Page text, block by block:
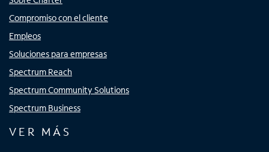
Compromiso con el cliente
Empleos
Soluciones para empresas
Spectrum Reach
Spectrum Community Solutions
Spectrum Business
VER MÁS